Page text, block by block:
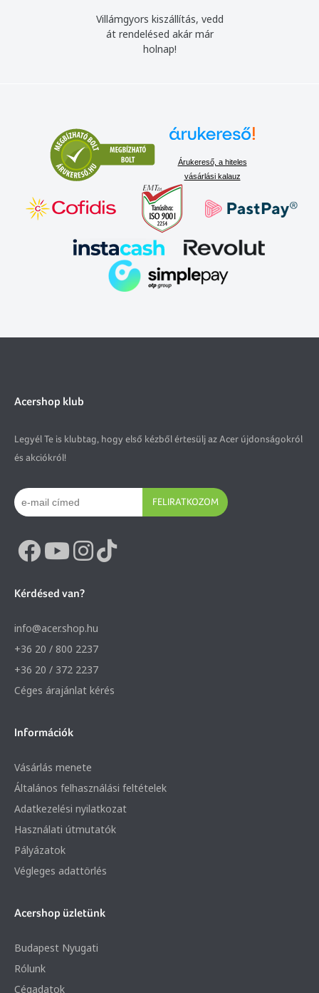
Villámgyors kiszállítás, vedd
át rendelésed akár már
holnap!
Árukereső, a hiteles
vásárlási kalauz
Acershop klub
Legyél Te is klubtag, hogy első kézből értesülj az Acer újdonságokról
és akciókról!
FELIRATKOZOM
Kérdésed van?
info@acer.shop.hu
+36 20 / 800 2237
+36 20 / 372 2237
Céges árajánlat kérés
Információk
Vásárlás menete
Általános felhasználási feltételek
Adatkezelési nyilatkozat
Használati útmutatók
Pályázatok
Végleges adattörlés
Acershop üzletünk
Budapest Nyugati
Rólunk
Cégadatok